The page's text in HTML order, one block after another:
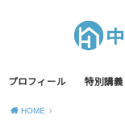
プロフィール 特別講義
HOME